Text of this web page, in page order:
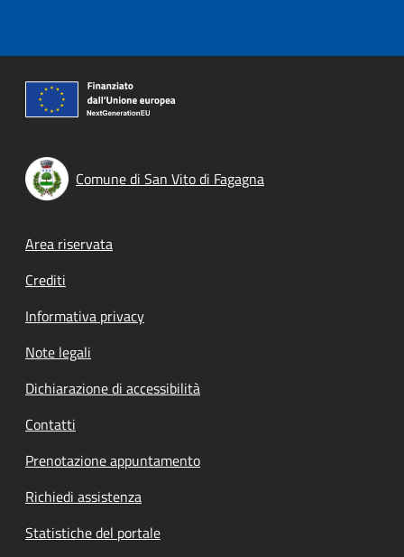
Comune di San Vito di Fagagna
Footer menu
Area riservata
Crediti
Informativa privacy
Note legali
Dichiarazione di accessibilità
Contatti
Prenotazione appuntamento
Richiedi assistenza
Statistiche del portale